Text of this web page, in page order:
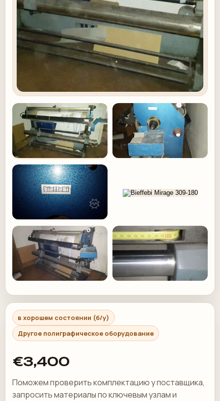
в хорошем состоянии (б/у)
Другое полиграфическое оборудование
€3,400
Поможем проверить комплектацию у поставщика,
запросить материалы по ключевым узлам и